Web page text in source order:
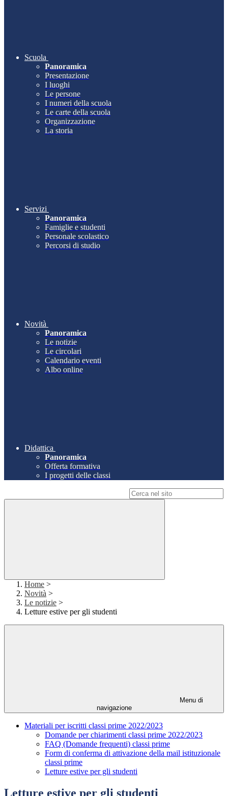
Scuola
Panoramica
Presentazione
I luoghi
Le persone
I numeri della scuola
Le carte della scuola
Organizzazione
La storia
Servizi
Panoramica
Famiglie e studenti
Personale scolastico
Percorsi di studio
Novità
Panoramica
Le notizie
Le circolari
Calendario eventi
Albo online
Didattica
Panoramica
Offerta formativa
I progetti delle classi
Home >
Novità >
Le notizie >
Letture estive per gli studenti
Menu di
navigazione
Materiali per iscritti classi prime 2022/2023
Domande per chiarimenti classi prime 2022/2023
FAQ (Domande frequenti) classi prime
Form di conferma di attivazione della mail istituzionale
classi prime
Letture estive per gli studenti
Letture estive per gli studenti